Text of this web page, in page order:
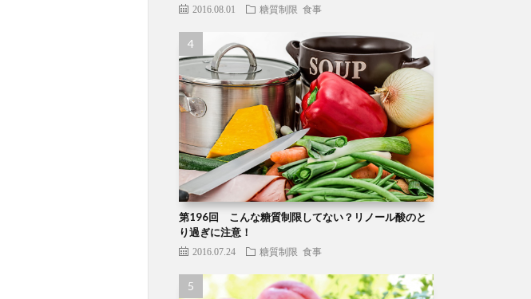
2016.08.01 糖質制限 食事
第196回 こんな糖質制限してない？リノール酸のと
り過ぎに注意！
2016.07.24 糖質制限 食事